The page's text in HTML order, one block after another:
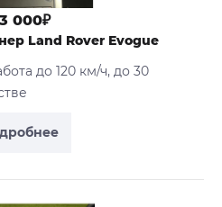
000₽
Land Rover Evogue
до 120 км/ч, до 30